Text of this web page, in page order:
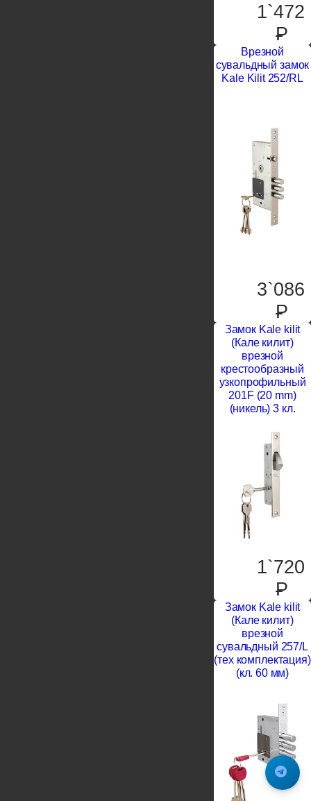
1`472
P
Врезной
сувальдный замок
Kale Kilit 252/RL
3`086
P
Замок Kale kilit
(Кале килит)
врезной
крестообразный
узкопрофильный
201F (20 mm)
(никель) 3 кл.
1`720
P
Замок Kale kilit
(Кале килит)
врезной
сувальдный 257/L
(тех комплектация)
(кл. 60 мм)